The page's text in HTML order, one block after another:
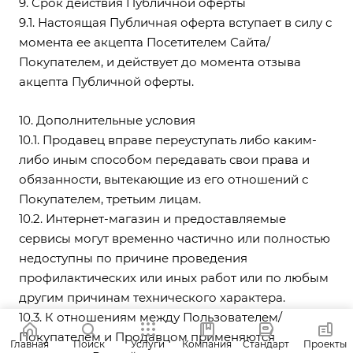
9.1. Настоящая Публичная оферта вступает в силу с
момента ее акцепта Посетителем Сайта/
Покупателем, и действует до момента отзыва
акцепта Публичной оферты.
10. Дополнительные условия
10.1. Продавец вправе переуступать либо каким-
либо иным способом передавать свои права и
обязанности, вытекающие из его отношений с
Покупателем, третьим лицам.
10.2. Интернет-магазин и предоставляемые
сервисы могут временно частично или полностью
недоступны по причине проведения
профилактических или иных работ или по любым
другим причинам технического характера.
10.3. К отношениям между Пользователем/
Покупателем и Продавцом применяются
Главная Поиск Услуги Компания Стандарт Проекты